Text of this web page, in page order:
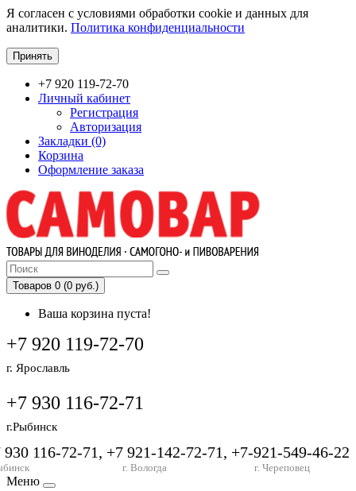
Я согласен с условиями обработки cookie и данных для
аналитики. Политика конфиденциальности
Принять
+7 920 119-72-70
Личный кабинет
Регистрация
Авторизация
Закладки (0)
Корзина
Оформление заказа
Товаров 0 (0 руб.)
Ваша корзина пуста!
+7 920 119-72-70
г. Ярославль
+7 930 116-72-71
г.Рыбинск
116-72-71, +7 921-142-72-71, +7-921-549-46-22
г. Вологда г. Череповец
Меню